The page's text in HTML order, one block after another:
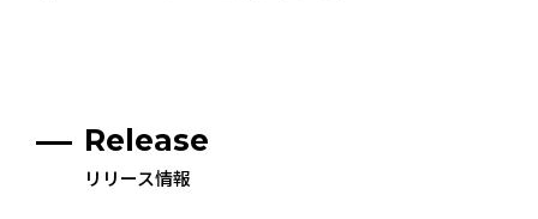
Release
リリース情報